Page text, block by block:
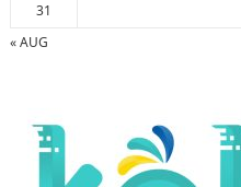
31
« AUG